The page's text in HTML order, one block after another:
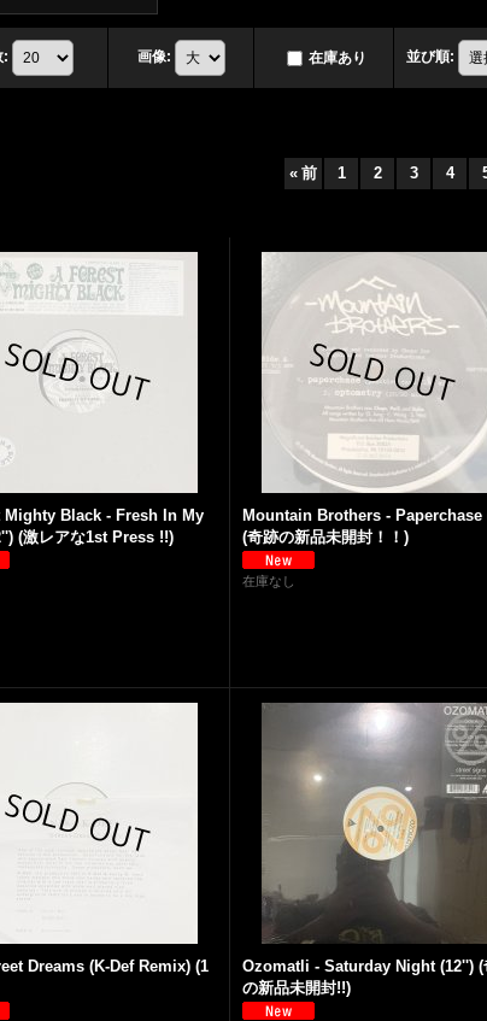
: 画像: 在庫あり 並び順:
« 前 1 2 3 4
Mighty Black - Fresh In My
(激レアな1st Press !!)
Mountain Brothers - Paperchase
(奇跡の新品未開封！！)
在庫なし
Dreams (K-Def Remix) (1
Ozomatli - Saturday Night (12'') (
の新品未開封!!)